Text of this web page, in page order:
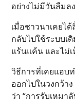
อย่างไม่มีวันลืมล
เมื่อชาวนาเคยไ
กลับไปใช้ระบบเ
แร้นแค้น และไม่
วิธีการที่เคยแอบ
ออกไปในวงกว้า
ว่า “การรับเหมาลั